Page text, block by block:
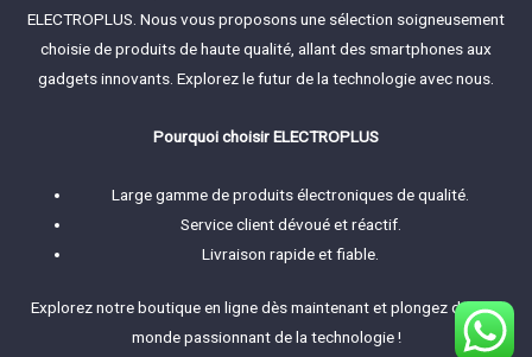
ELECTROPLUS. Nous vous proposons une sélection soigneusement
choisie de produits de haute qualité, allant des smartphones aux
gadgets innovants. Explorez le futur de la technologie avec nous.
Pourquoi choisir ELECTROPLUS
Large gamme de produits électroniques de qualité.
Service client dévoué et réactif.
Livraison rapide et fiable.
Explorez notre boutique en ligne dès maintenant et plongez dans le
monde passionnant de la technologie !